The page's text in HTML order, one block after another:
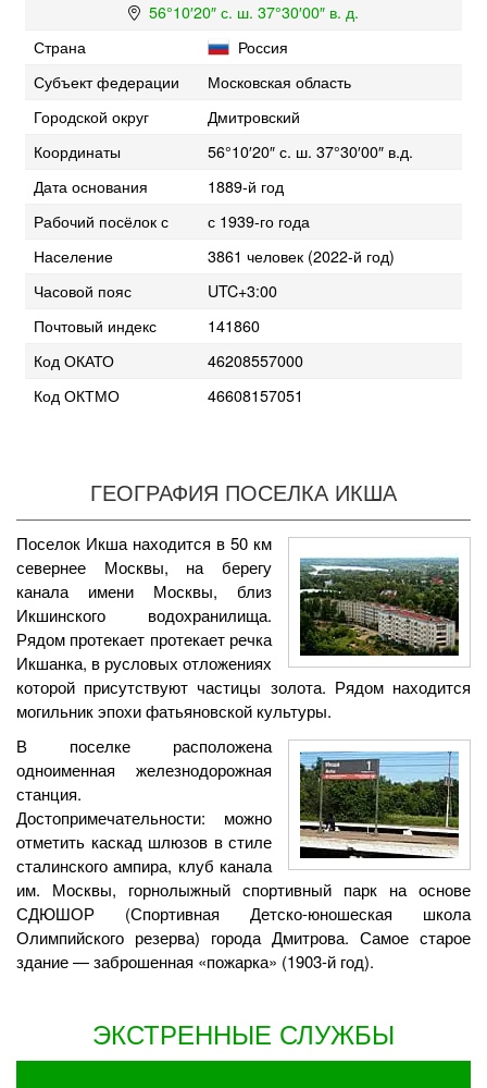
56°10′20″ с. ш. 37°30′00″ в. д.
Страна
Россия
Субъект федерации
Московская область
Городской округ
Дмитровский
Координаты
56°10′20″ с. ш. 37°30′00″ в.д.
Дата основания
1889-й год
Рабочий посёлок с
с 1939-го года
Население
3861 человек (2022-й год)
Часовой пояс
UTC+3:00
Почтовый индекс
141860
Код ОКАТО
46208557000
Код ОКТМО
46608157051
ГЕОГРАФИЯ ПОСЕЛКА ИКША
Поселок Икша находится в 50 км
севернее Москвы, на берегу
канала имени Москвы, близ
Икшинского водохранилища.
Рядом протекает протекает речка
Икшанка, в русловых отложениях
которой присутствуют частицы золота. Рядом находится
могильник эпохи фатьяновской культуры.
В поселке расположена
одноименная железнодорожная
станция.
Достопримечательности: можно
отметить каскад шлюзов в стиле
сталинского ампира, клуб канала
им. Москвы, горнолыжный спортивный парк на основе
СДЮШОР (Спортивная Детско-юношеская школа
Олимпийского резерва) города Дмитрова. Самое старое
здание — заброшенная «пожарка» (1903-й год).
ЭКСТРЕННЫЕ СЛУЖБЫ